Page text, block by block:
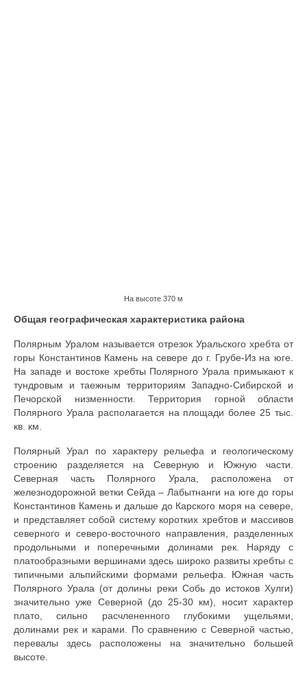
На высоте 370 м
Общая географическая характеристика района
Полярным Уралом называется отрезок Уральского хребта от
горы Константинов Камень на севере до г. Грубе-Из на юге.
На западе и востоке хребты Полярного Урала примыкают к
тундровым и таежным территориям Западно-Сибирской и
Печорской низменности. Территория горной области
Полярного Урала располагается на площади более 25 тыс.
кв. км.
Полярный Урал по характеру рельефа и геологическому
строению разделяется на Северную и Южную части.
Северная часть Полярного Урала, расположена от
железнодорожной ветки Сейда – Лабытнанги на юге до горы
Константинов Камень и дальше до Карского моря на севере,
и представляет собой систему коротких хребтов и массивов
северного и северо-восточного направления, разделенных
продольными и поперечными долинами рек. Наряду с
платообразными вершинами здесь широко развиты хребты с
типичными альпийскими формами рельефа. Южная часть
Полярного Урала (от долины реки Собь до истоков Хулги)
значительно уже Северной (до 25-30 км), носит характер
плато, сильно расчлененного глубокими ущельями,
долинами рек и карами. По сравнению с Северной частью,
перевалы здесь расположены на значительно большей
высоте.